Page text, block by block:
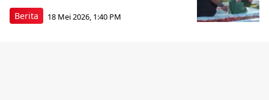
Berita 18 Mei 2026, 1:40 PM